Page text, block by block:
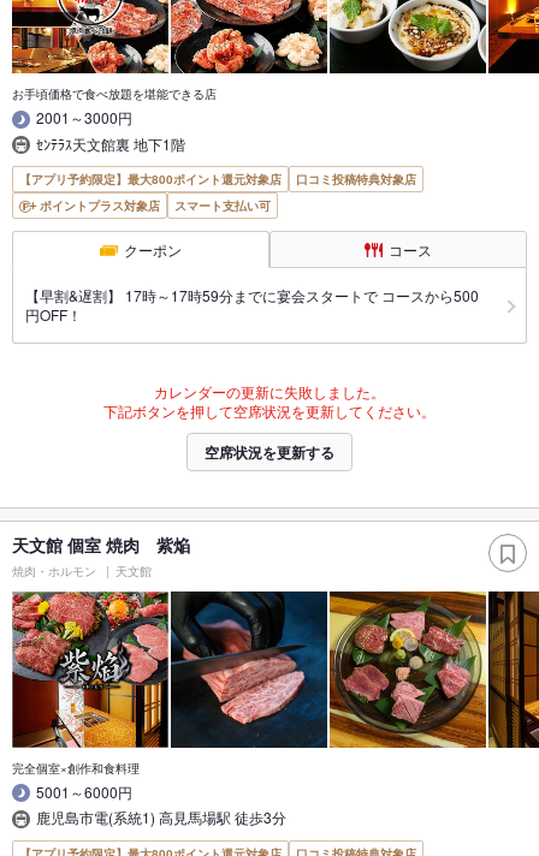
お手頃価格で食べ放題を堪能できる店
2001～3000円
ｾﾝﾃﾗｽ天文館裏 地下1階
【アプリ予約限定】最大800ポイント還元対象店
口コミ投稿特典対象店
ポイントプラス対象店
スマート支払い可
クーポン コース
【早割&遅割】 17時～17時59分までに宴会スタートで コースから500
円OFF！
カレンダーの更新に失敗しました。
下記ボタンを押して空席状況を更新してください。
空席状況を更新する
天文館 個室 焼肉 紫焔
焼肉・ホルモン 天文館
完全個室×創作和食料理
5001～6000円
鹿児島市電(系統1) 高見馬場駅 徒歩3分